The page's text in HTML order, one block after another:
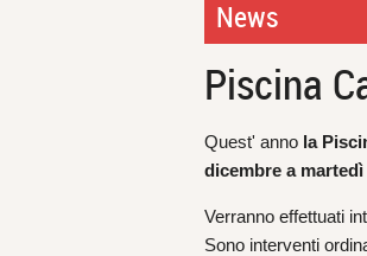
News
Piscina
Quest' anno la
dicembre a
Verranno effettuati
Sono interventi